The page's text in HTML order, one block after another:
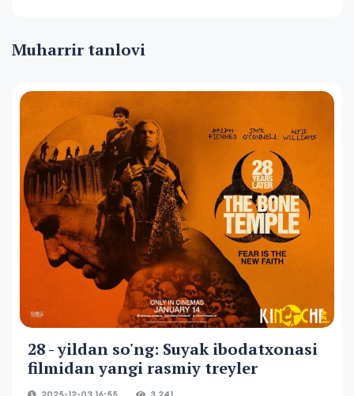
Muharrir tanlovi
28 - yildan so'ng: Suyak ibodatxonasi
filmidan yangi rasmiy treyler